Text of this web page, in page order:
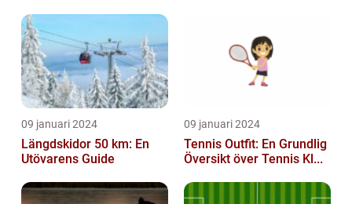
09 januari 2024
Längdskidor 50 km: En
Utövarens Guide
09 januari 2024
Tennis Outfit: En Grundlig
Översikt över Tennis Kl...